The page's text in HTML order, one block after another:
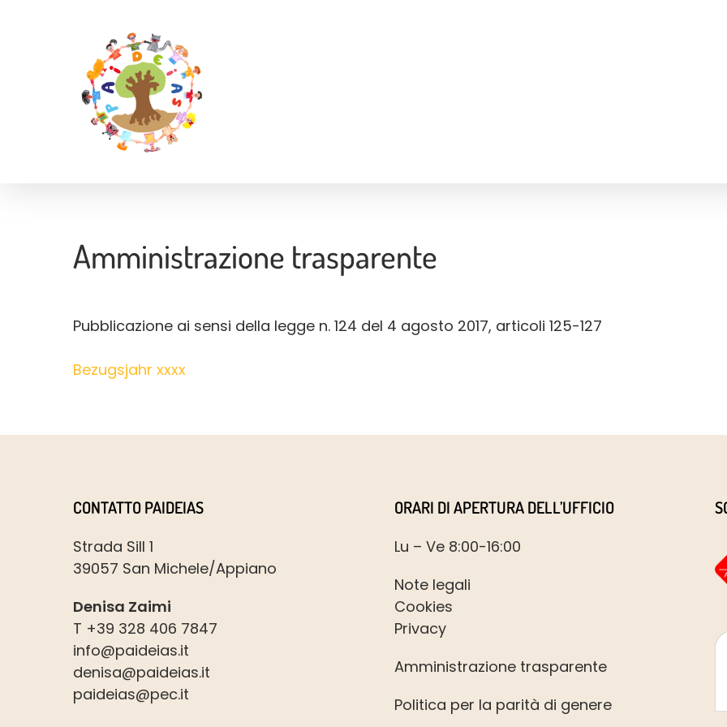
Amministrazione trasparente
Pubblicazione ai sensi della legge n. 124 del 4 agosto 2017, articoli 125-127
Bezugsjahr xxxx
CONTATTO PAIDEIAS
Strada Sill 1
39057 San Michele/Appiano
Denisa Zaimi
T +39 328 406 7847
info@paideias.it
denisa@paideias.it
paideias@pec.it
ORARI DI APERTURA DELL’UFFICIO
Lu – Ve 8:00-16:00
Note legali
Cookies
Privacy
Amministrazione trasparente
Politica per la parità di genere